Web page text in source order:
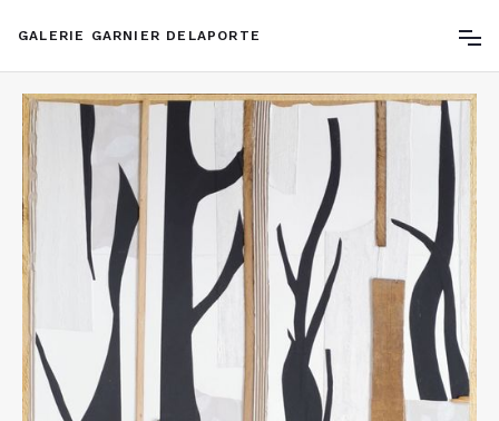
GALERIE GARNIER DELAPORTE